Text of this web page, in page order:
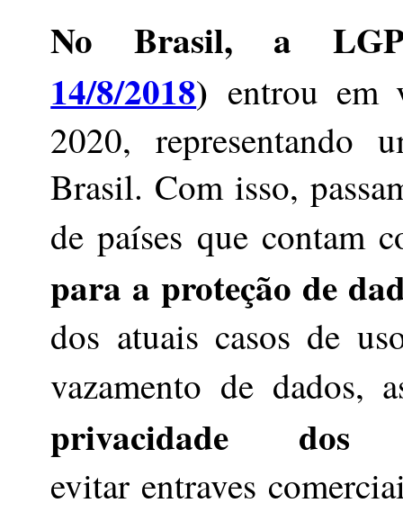
No Brasil, a
14/8/2018) entrou em
2020, representando
Brasil. Com isso,
de países que contam
para a proteção de
dos atuais casos de
vazamento de dados,
privacidade dos
evitar entraves